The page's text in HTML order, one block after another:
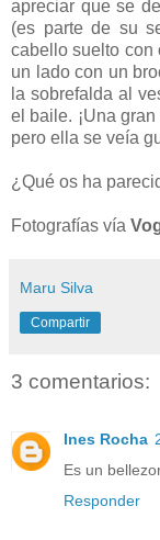
apreciar que se
(es parte de su
cabello suelto con
un lado con un
la sobrefalda al
el baile. ¡Una
pero ella se veía
¿Qué os ha
Fotografías vía
Maru Silva
Compartir
3 comentarios:
Ines Rocha
Es un
Responder